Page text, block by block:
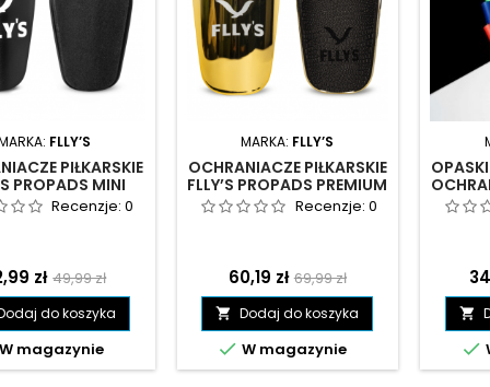
FLLY’S
PIŁKARSKIE
PROPADS MINI
10X6CMRecenzje:0
zł Cena
podstawowa
49,99 zł
do koszyka
magazynie
MARKA: FLLY’S
OCHRANIACZE PIŁKARSKIE
FLLY’S PROPADS PREMIUM
GOLDRecenzje: 0
Cena
60,19 zł Cena
podstawowa
69,99 zł
 Dodaj do koszyka
 W magazynie

